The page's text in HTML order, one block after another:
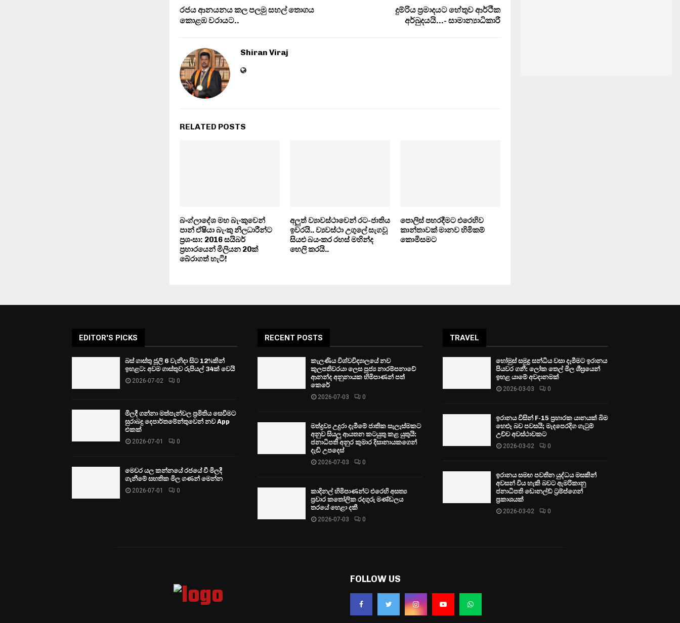
රජය ආනයනය කල පලමු සහල් තොගය
කොළඹ වරායට..
දුම්රිය ප‍්‍රමාදයට හේතුව ආර්ථික
අර්බුදයයි…- සාමාන්‍යාධිකාරී
Shiran Viraj
RELATED POSTS
බංග්ලාදේශ මහ බැංකුවෙන්
පාන් ඒෂියා බැංකු නිලධාරීන්ට
ප්‍රශංසා: 2016 සයිබර්
ප්‍රහාරයෙන් මිලියන 20ක්
බේරාගත් හැටි!
අලුත් ව්‍යාවස්ථාවෙන් රට-ජාතිය
ඉවරයි.. ව්‍යවස්ථා උගුලේ සැගවූ
සියළු බයංකර රහස් මහින්ද
හෙලි කරයි..
පොලිස් පහරදීමට එරෙහිව
කාන්තාවක් මානව හිමිකම්
කොමිසමට
EDITOR'S PICKS
බස් ගාස්තු ජූලි 6 වැනිදා සිට 12%කින්
ඉහළට: අවම ගාස්තුව රුපියල් 34ක් වෙයි
2026-07-02 0
මිලදී ගන්නා මත්පැන්වල ප්‍රමිතිය සෙවීමට
සුරාබදු දෙපාර්තමේන්තුවෙන් නව App
එකක්
2026-07-01 0
මෙවර යල කන්නයේ රජයේ වී මිලදී
ගැනීමේ සහතික මිල ගණන් මෙන්න
2026-07-01 0
RECENT POSTS
කැලණිය විශ්වවිද්‍යාලයේ නව
කුලපතිවරයා ලෙස පූජ්‍ය නාරම්පනාවේ
ආනන්ද අනුනායක හිමිපාණන් පත්
කෙරේ
2026-07-03 0
මත්ද්‍රව්‍ය උදුරා දැමීමේ ජාතික සැලැස්මකට
අනුව සියලු ආයතන කටයුතු කළ යුතුයි:
ජනාධිපති අනුර කුමාර දිසානායකගෙන්
දැඩි උපදෙස්
2026-07-03 0
කාදිනල් හිමිපාණන්ට එරෙහි අසත්‍ය
ප්‍රචාර කතෝලික රදගුරු මණ්ඩලය
තරයේ හෙළා දකී
2026-07-03 0
TRAVEL
හෝමුස් සමුද්‍ර සන්ධිය වසා දැමීමට ඉරානය
පියවර ගනී: ලෝක තෙල් මිල ශීඝ්‍රයෙන්
ඉහළ යාමේ අවදානමක්
2026-03-03 0
ඉරානය විසින් F-15 ප්‍රහාරක යානයක් බිම
හෙළූ බව පවසයි; මැදපෙරදිග ගැටුම්
උච්ච අවස්ථාවකට
2026-03-02 0
ඉරානය සමඟ පවතින යුද්ධය මසකින්
අවසන් විය හැකි බවට ඇමරිකානු
ජනාධිපති ඩොනල්ඩ් ට්‍රම්ප්ගෙන්
ප්‍රකාශයක්
2026-03-02 0
FOLLOW US